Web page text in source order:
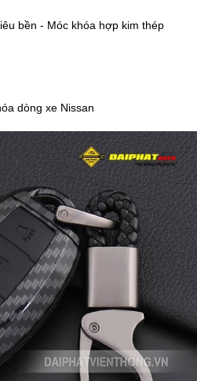
bền - Móc khóa hợp kim thép
dòng xe Nissan